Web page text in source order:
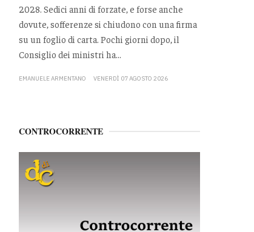
2028. Sedici anni di forzate, e forse anche
dovute, sofferenze si chiudono con una firma
su un foglio di carta. Pochi giorni dopo, il
Consiglio dei ministri ha...
EMANUELE ARMENTANO VENERDÌ 07 AGOSTO 2026
CONTROCORRENTE